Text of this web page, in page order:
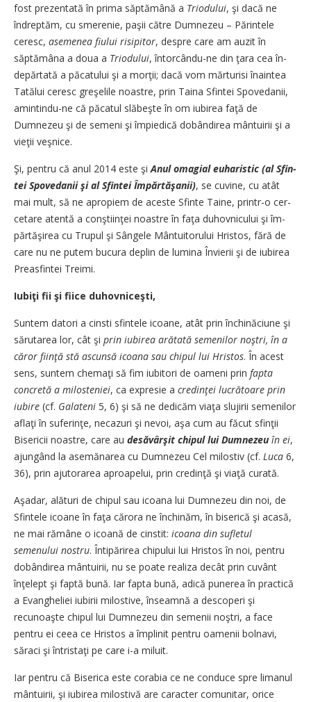
fost prezentată în pri­ma săptămână a Triodului, şi da­că ne
îndreptăm, cu smerenie, paşii către Dumnezeu – Pă­­­rin­tele
ceresc, asemenea fiu­­lui ri­sipitor, despre care am a­­uzit în
săptămâna a doua a Tri­o­du­lui, întorcându-ne din ţa­ra cea în­
depărtată a păcatului şi a mor­ţii; dacă vom mărturisi îna­in­tea
Tatălui ceresc greşelile noas­tre, prin Taina Sfintei Spo­ve­danii,
amintindu-ne că pă­ca­tul slăbeşte în om iubirea fa­ţă de
Dumnezeu şi de semeni şi îm­piedică dobândirea mântui­rii şi a
vieţii veşnice.
Şi, pentru că anul 2014 este şiAnul omagial euharistic (al Sfin­
tei Spovedanii şi al Sfintei Îm­părtăşanii), se cuvine, cu a­tât
mai mult, să ne apropiem de aceste Sfinte Taine, printr-o cer­
cetare atentă a conştiinţei noas­tre în faţa duhovnicului şi îm­
părtăşirea cu Trupul şi Sân­ge­le Mântuitorului Hristos, fă­ră de
care nu ne putem bucura de­plin de lumina Învierii şi de iu­birea
Preasfintei Treimi.
Iubiţi fii şi fiice duhovniceşti,
Suntem datori a cinsti sfintele icoane, atât prin închi­nă­ciu­ne şi
sărutarea lor, cât şi prin iubirea arătată semenilor noş­tri, în a
căror fiinţă stă as­cun­­să icoana sau chipul lui Hris­­tos. În acest
sens, suntem che­maţi să fim iubitori de oameni prin fapta
concretă a mi­los­teniei, ca expresie a cre­din­ţei lucrătoare prin
iubire (cf. Ga­­lateni 5, 6) şi să ne dedicăm via­ţa slujirii semenilor
aflaţi în su­ferinţe, necazuri şi nevoi, aşa cum au făcut sfinţii
Bisericii noas­tre, care au desăvârşit chi­pul lui Dumnezeuîn ei,
ajun­gând la asemănarea cu Dum­nezeu Cel milostiv (cf. Luca 6,
36), prin ajutorarea aproapelui, prin credinţă şi viaţă curată.
Aşadar, alături de chipul sau icoana lui Dumnezeu din noi, de
Sfintele icoane în faţa că­rora ne închinăm, în biserică şi acasă,
ne mai rămâne o i­coa­nă de cinstit: icoana din sufletul
semenului nostru. Înti­pă­ri­rea chipului lui Hristos în noi, pen­tru
do­bân­direa mântuirii, nu se poate rea­liza decât prin cu­vânt
înţelept şi fap­tă bună. Iar fapta bună, adi­că punerea în practică
a E­van­gheliei iubi­rii milostive, în­seam­nă a desco­pe­ri şi
recunoaşte chi­pul lui Dum­nezeu din semenii noştri, a face
pentru ei ceea ce Hristos a împlinit pentru oame­nii bolnavi,
săraci şi întristaţi pe care i-a miluit.
Iar pentru că Biserica este co­rabia ce ne conduce spre li­ma­­nul
mântuirii, şi iubirea mi­los­tivă are caracter comunitar, ori­ce